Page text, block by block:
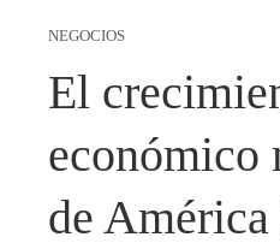
NEGOCIOS
El
económico
de